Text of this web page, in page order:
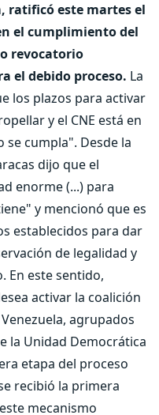
ratificó este martes el
el cumplimiento del
revocatorio
el debido proceso. La
los plazos para activar
y el CNE está en
se cumpla". Desde la
dijo que el
enorme (...) para
y mencionó que es
establecidos para dar
de legalidad y
En este sentido,
activar la coalición
agrupados
la Unidad Democrática
etapa del proceso
recibió la primera
mecanismo